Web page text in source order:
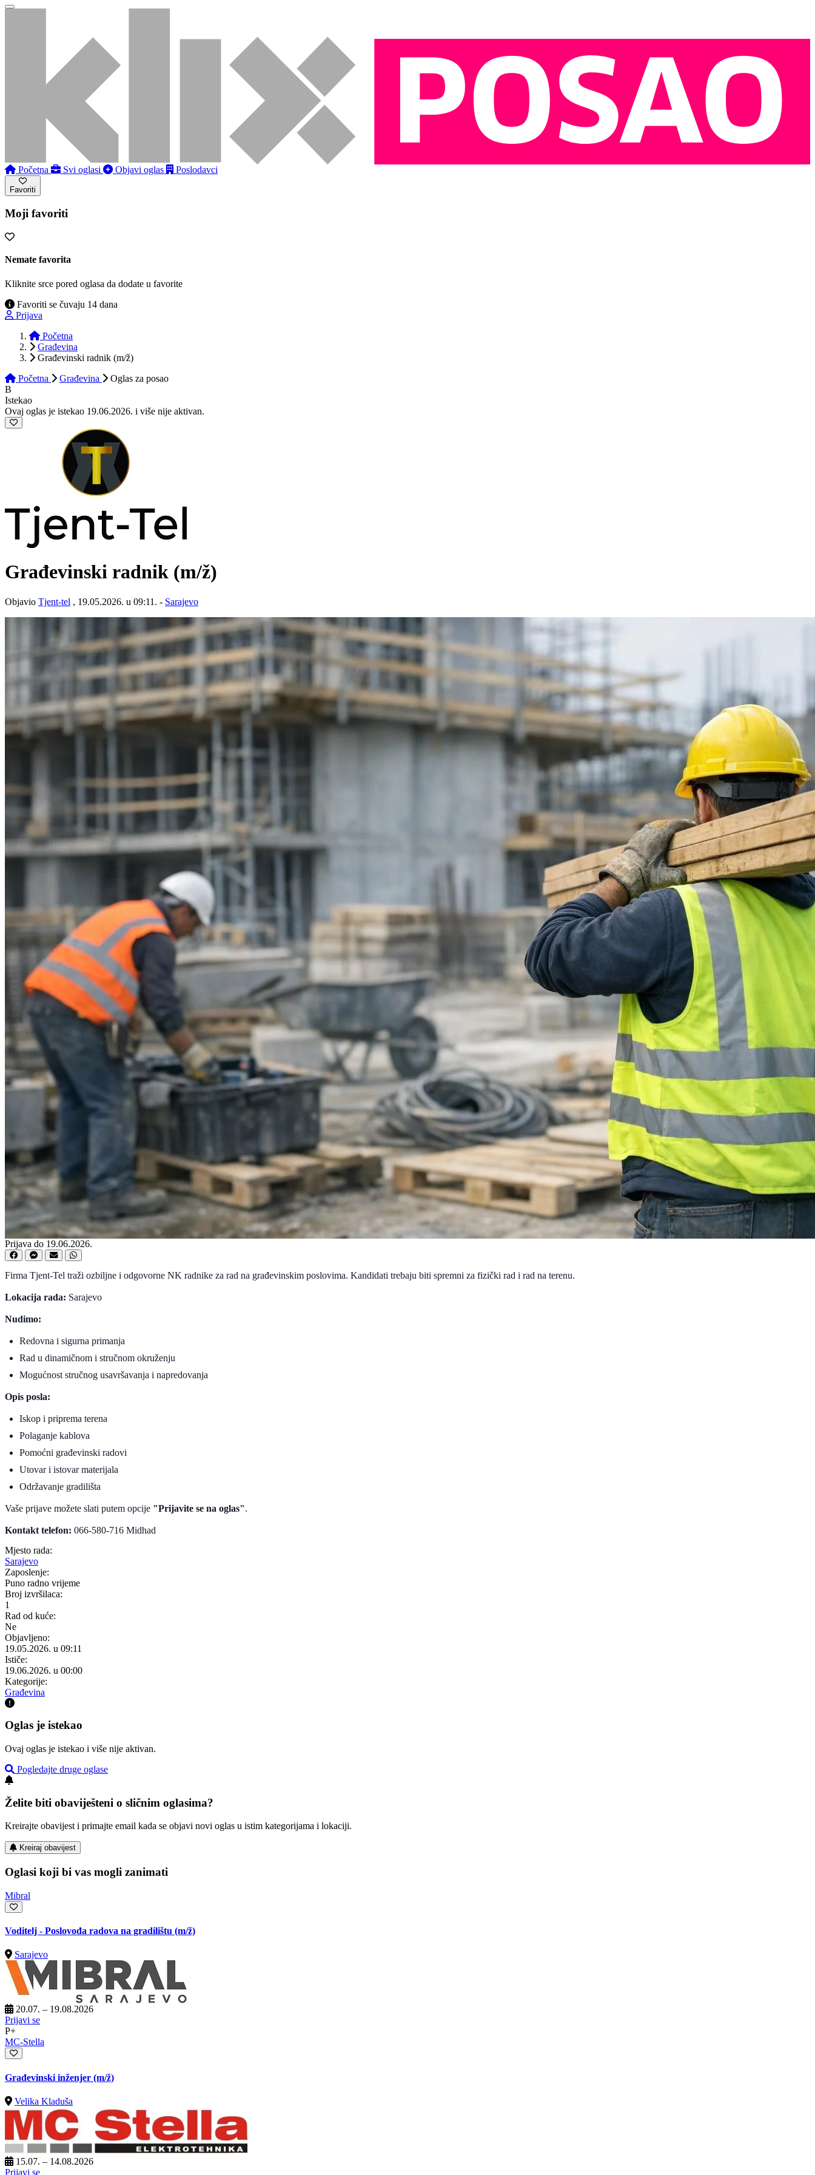
Početna Svi oglasi Objavi oglas Poslodavci
Favoriti
Moji favoriti
Nemate favorita
Kliknite srce pored oglasa da dodate u favorite
Favoriti se čuvaju 14 dana
Prijava
Početna
Građevina
Građevinski radnik (m/ž)
Početna
Građevina Oglas za posao
B
Istekao
Ovaj oglas je istekao 19.06.2026. i više nije aktivan.
Građevinski radnik (m/ž)
Objavio Tjent-tel , 19.05.2026. u 09:11. - Sarajevo
Prijava do 19.06.2026.
Firma Tjent-Tel traži ozbiljne i odgovorne NK radnike za rad na građevinskim poslovima. Kandidati trebaju biti spremni za fizički rad i rad na terenu.
Lokacija rada: Sarajevo
Nudimo:
Redovna i sigurna primanja
Rad u dinamičnom i stručnom okruženju
Mogućnost stručnog usavršavanja i napredovanja
Opis posla:
Iskop i priprema terena
Polaganje kablova
Pomoćni građevinski radovi
Utovar i istovar materijala
Održavanje gradilišta
Vaše prijave možete slati putem opcije "Prijavite se na oglas".
Kontakt telefon: 066-580-716 Midhad
Mjesto rada:
Sarajevo
Zaposlenje:
Puno radno vrijeme
Broj izvršilaca:
1
Rad od kuće:
Ne
Objavljeno:
19.05.2026. u 09:11
Ističe:
19.06.2026. u 00:00
Kategorije:
Građevina
Oglas je istekao
Ovaj oglas je istekao i više nije aktivan.
Pogledajte druge oglase
Želite biti obaviješteni o sličnim oglasima?
Kreirajte obavijest i primajte email kada se objavi novi oglas u istim kategorijama i lokaciji.
Kreiraj obavijest
Oglasi koji bi vas mogli zanimati
Mibral
Voditelj - Poslovođa radova na gradilištu (m/ž)
Sarajevo
20.07. – 19.08.2026
Prijavi se
P+
MC-Stella
Građevinski inženjer (m/ž)
Velika Kladuša
15.07. – 14.08.2026
Prijavi se